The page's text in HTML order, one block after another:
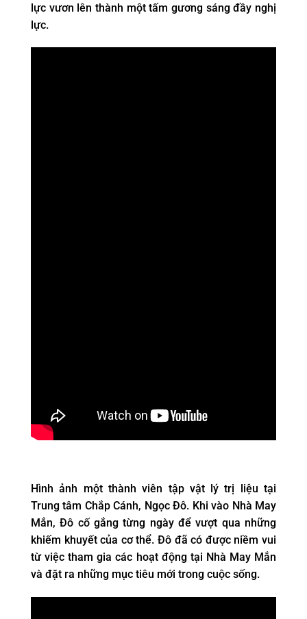
lực vươn lên thành một tấm gương sáng đầy nghị
lực.
Hình ảnh một thành viên tập vật lý trị liệu tại
Trung tâm Chắp Cánh, Ngọc Đô. Khi vào Nhà May
Mắn, Đô cố gắng từng ngày để vượt qua những
khiếm khuyết của cơ thể. Đô đã có được niềm vui
từ việc tham gia các hoạt động tại Nhà May Mắn
và đặt ra những mục tiêu mới trong cuộc sống.